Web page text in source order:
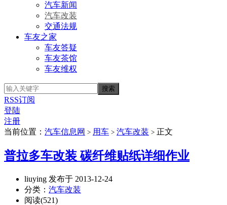
汽车新闻
汽车改装
交通法规
车友之家
车友答疑
车友茶馆
车友维权
RSS订阅
登陆
注册
当前位置： 汽车信息网 > 用车 > 汽车改装 > 正文
普拉多车改装 碳纤维贴纸详细作业
liuying 发布于 2013-12-24
分类： 汽车改装
阅读(521)